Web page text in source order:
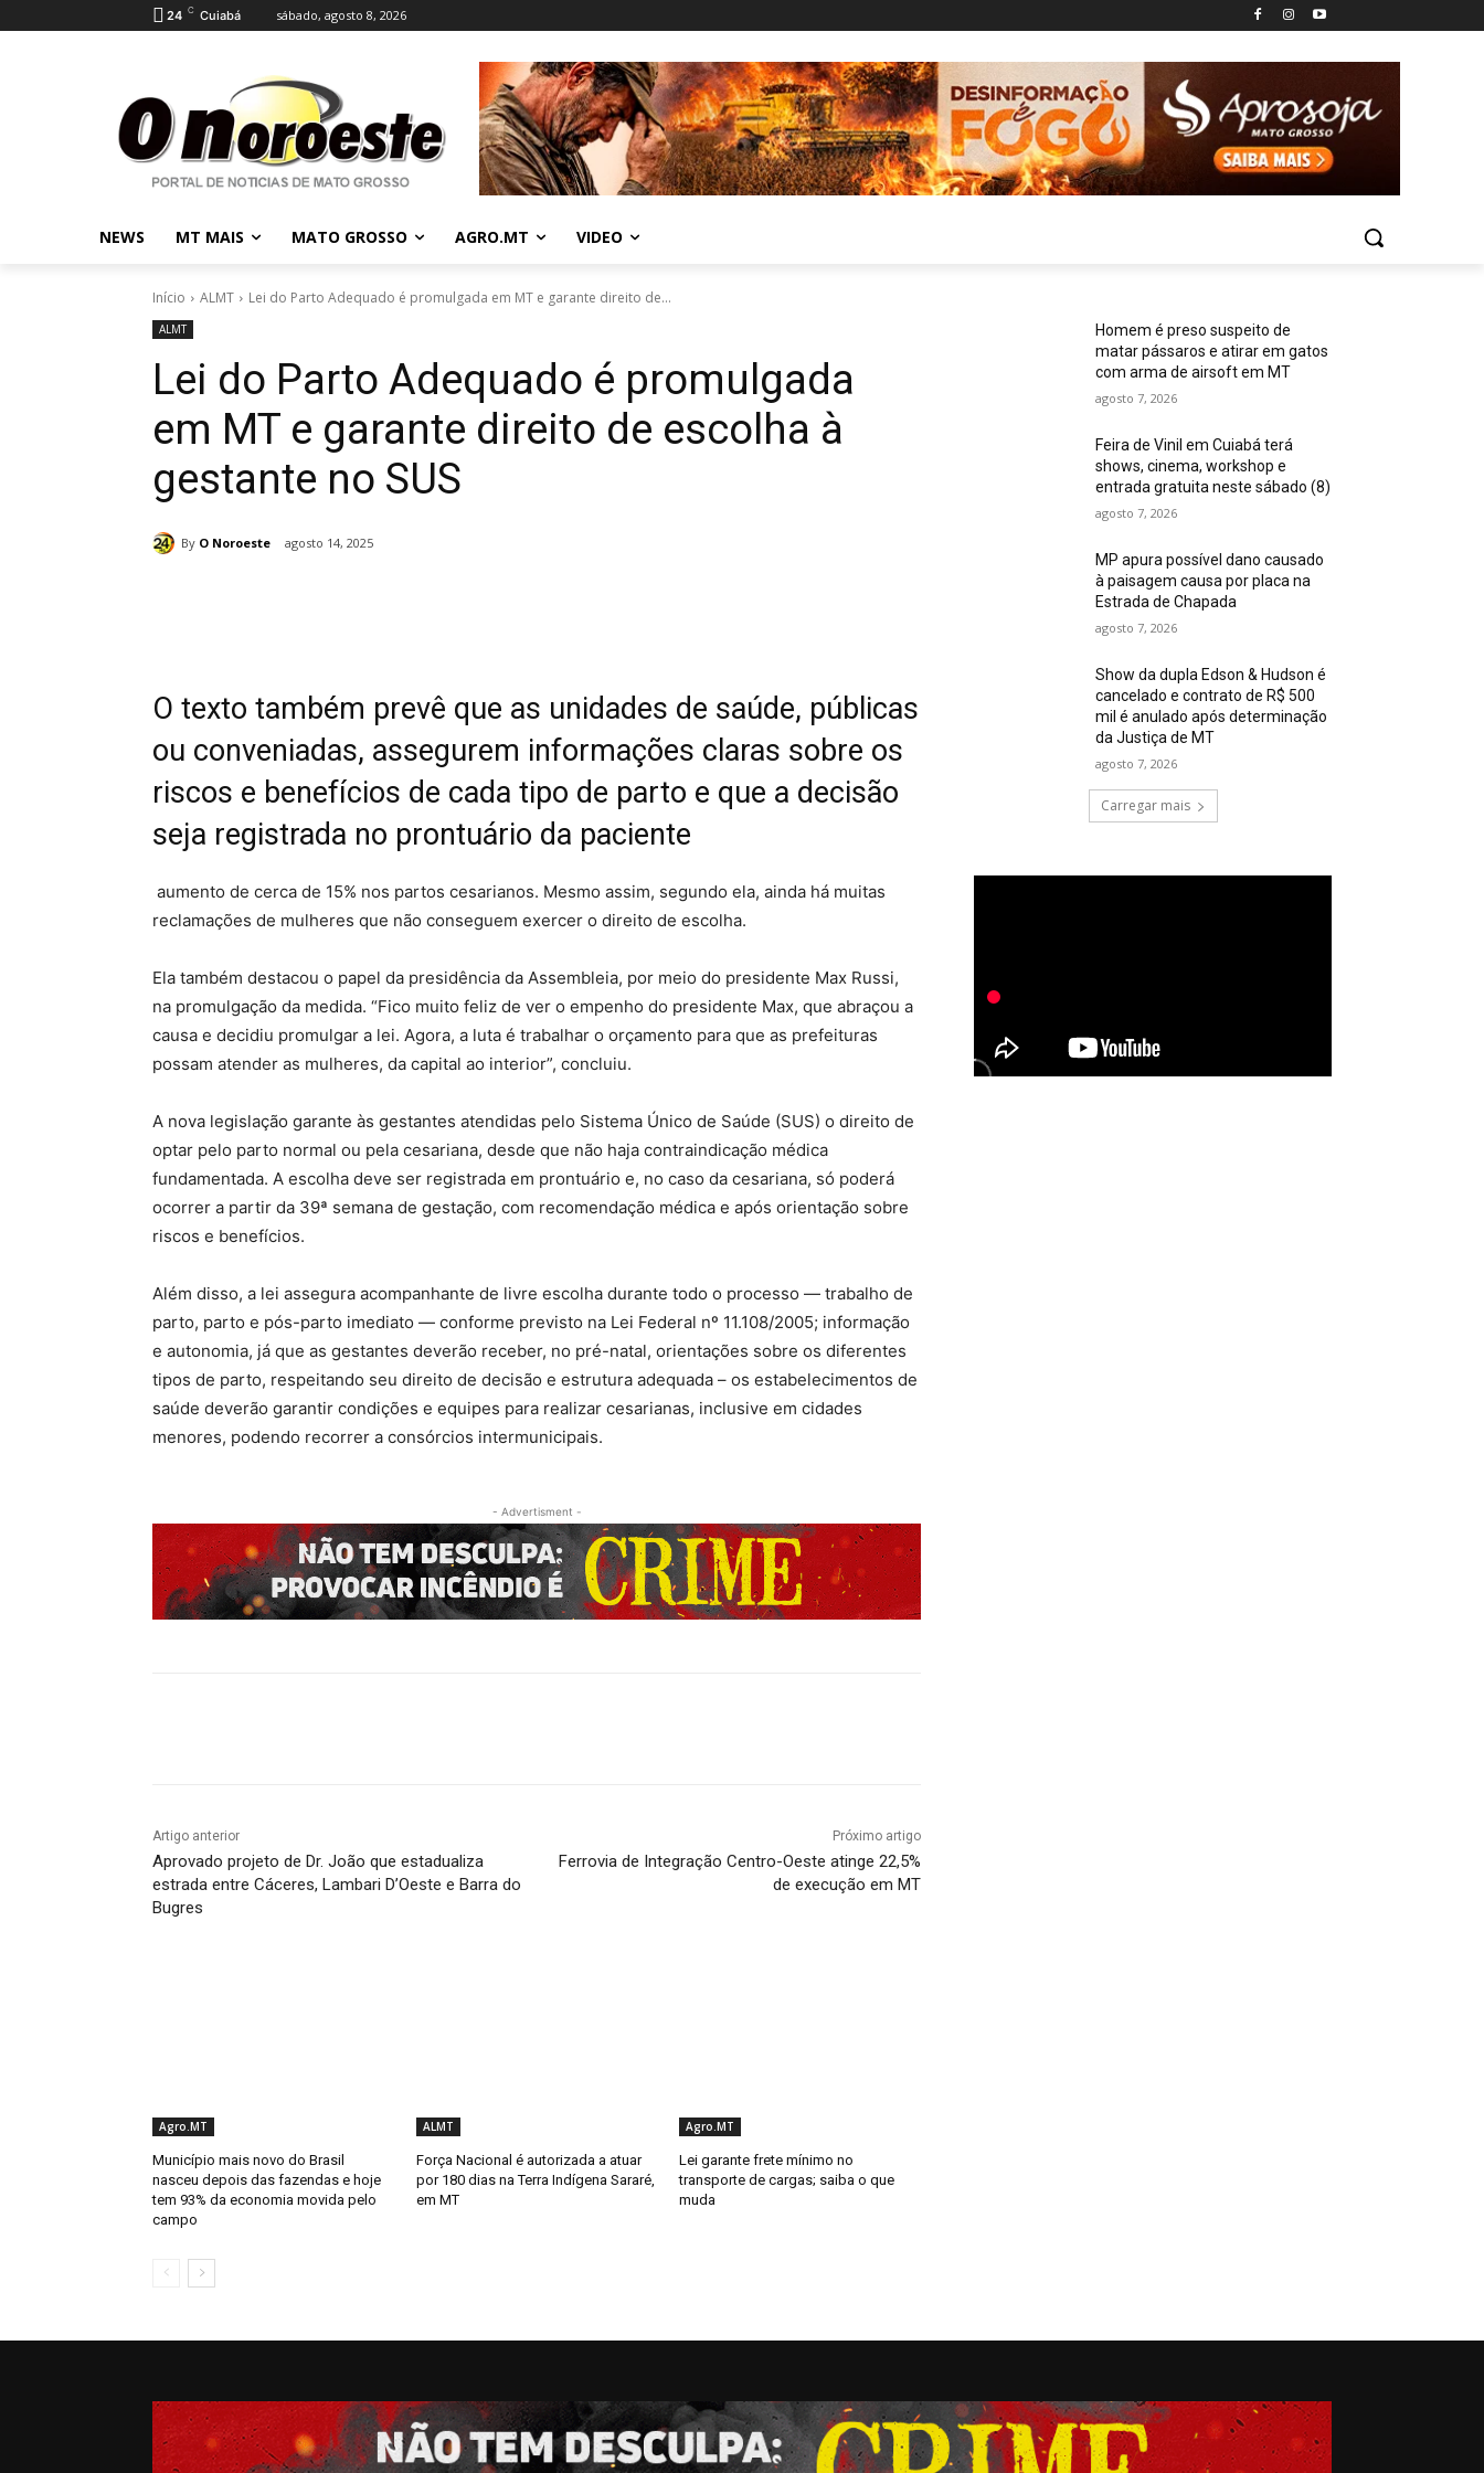
24 C Cuiabá sábado, agosto 8, 2026
NEWS MT MAIS MATO GROSSO AGRO.MT VIDEO
Início ALMT Lei do Parto Adequado é promulgada em MT e garante direito de...
ALMT
Lei do Parto Adequado é promulgada
em MT e garante direito de escolha à
gestante no SUS
By O Noroeste agosto 14, 2025
O texto também prevê que as unidades de saúde, públicas
ou conveniadas, assegurem informações claras sobre os
riscos e benefícios de cada tipo de parto e que a decisão
seja registrada no prontuário da paciente
aumento de cerca de 15% nos partos cesarianos. Mesmo assim, segundo ela, ainda há muitas
reclamações de mulheres que não conseguem exercer o direito de escolha.
Ela também destacou o papel da presidência da Assembleia, por meio do presidente Max Russi,
na promulgação da medida. “Fico muito feliz de ver o empenho do presidente Max, que abraçou a
causa e decidiu promulgar a lei. Agora, a luta é trabalhar o orçamento para que as prefeituras
possam atender as mulheres, da capital ao interior”, concluiu.
A nova legislação garante às gestantes atendidas pelo Sistema Único de Saúde (SUS) o direito de
optar pelo parto normal ou pela cesariana, desde que não haja contraindicação médica
fundamentada. A escolha deve ser registrada em prontuário e, no caso da cesariana, só poderá
ocorrer a partir da 39ª semana de gestação, com recomendação médica e após orientação sobre
riscos e benefícios.
Além disso, a lei assegura acompanhante de livre escolha durante todo o processo — trabalho de
parto, parto e pós-parto imediato — conforme previsto na Lei Federal nº 11.108/2005; informação
e autonomia, já que as gestantes deverão receber, no pré-natal, orientações sobre os diferentes
tipos de parto, respeitando seu direito de decisão e estrutura adequada – os estabelecimentos de
saúde deverão garantir condições e equipes para realizar cesarianas, inclusive em cidades
menores, podendo recorrer a consórcios intermunicipais.
- Advertisment -
Artigo anterior
Aprovado projeto de Dr. João que estadualiza
estrada entre Cáceres, Lambari D’Oeste e Barra do
Bugres
Próximo artigo
Ferrovia de Integração Centro-Oeste atinge 22,5%
de execução em MT
Agro.MT
Município mais novo do Brasil
nasceu depois das fazendas e hoje
tem 93% da economia movida pelo
campo
ALMT
Força Nacional é autorizada a atuar
por 180 dias na Terra Indígena Sararé,
em MT
Agro.MT
Lei garante frete mínimo no
transporte de cargas; saiba o que
muda
Homem é preso suspeito de
matar pássaros e atirar em gatos
com arma de airsoft em MT
agosto 7, 2026
Feira de Vinil em Cuiabá terá
shows, cinema, workshop e
entrada gratuita neste sábado (8)
agosto 7, 2026
MP apura possível dano causado
à paisagem causa por placa na
Estrada de Chapada
agosto 7, 2026
Show da dupla Edson & Hudson é
cancelado e contrato de R$ 500
mil é anulado após determinação
da Justiça de MT
agosto 7, 2026
Carregar mais